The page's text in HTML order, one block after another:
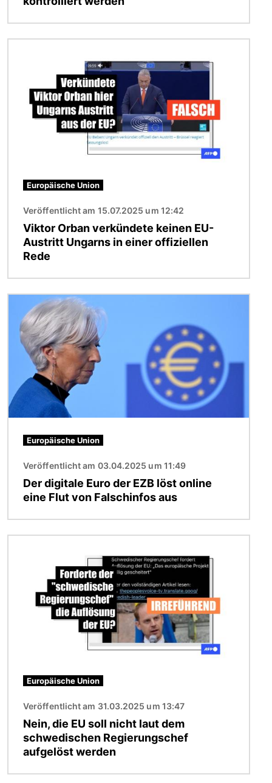
Europäische Union
Veröffentlicht am 15.07.2025 um 12:42
Viktor Orban verkündete keinen EU-
Austritt Ungarns in einer offiziellen
Rede
Europäische Union
Veröffentlicht am 03.04.2025 um 11:49
Der digitale Euro der EZB löst online
eine Flut von Falschinfos aus
Europäische Union
Veröffentlicht am 31.03.2025 um 13:47
Nein, die EU soll nicht laut dem
schwedischen Regierungschef
aufgelöst werden